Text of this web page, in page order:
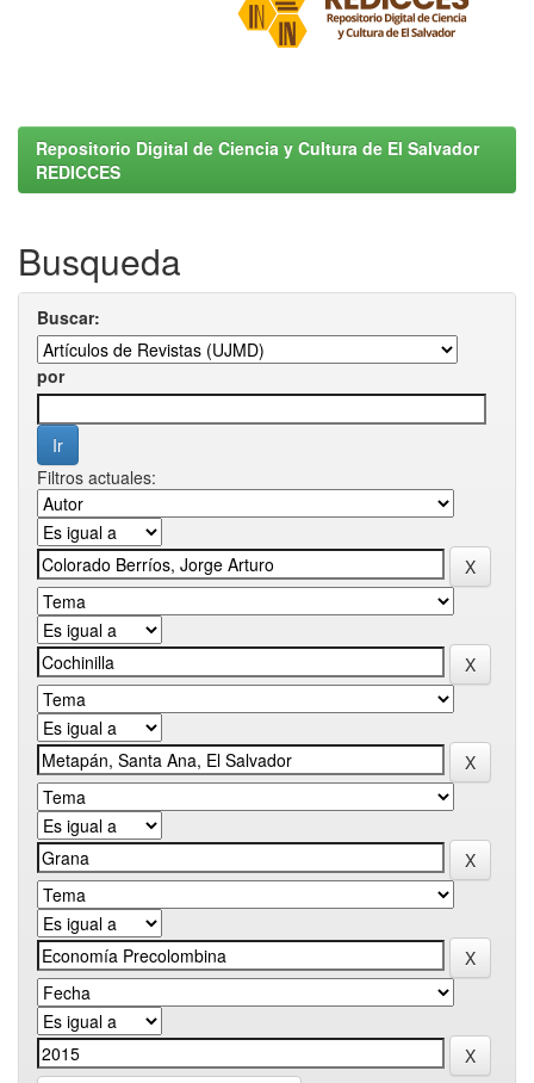
Repositorio Digital de Ciencia y Cultura de El Salvador
REDICCES
Busqueda
Buscar:
por
Filtros actuales: